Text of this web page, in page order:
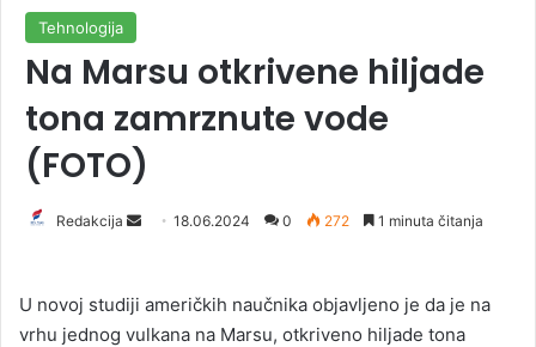
Tehnologija
Na Marsu otkrivene hiljade
tona zamrznute vode
(FOTO)
Redakcija
d
a
18.06.2024 0 272 1 minuta čitanja
U novoj studiji američkih naučnika objavljeno je da je na
vrhu jednog vulkana na Marsu, otkriveno hiljade tona